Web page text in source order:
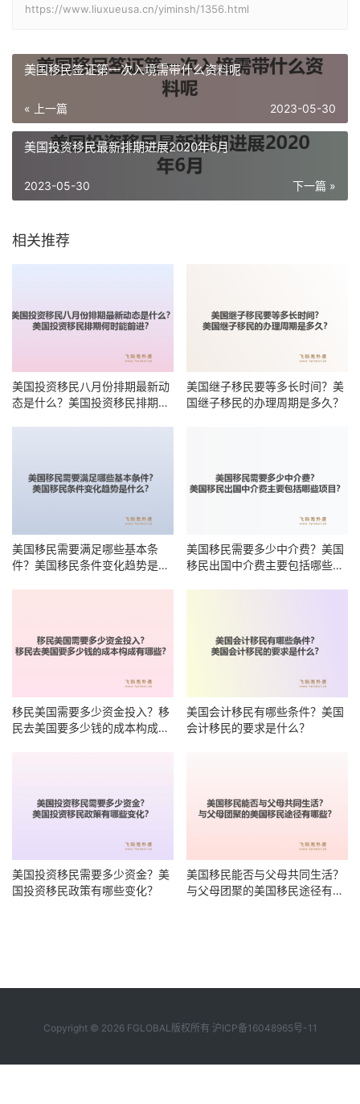
https://www.liuxueusa.cn/yiminsh/1356.html
美国移民签证第一次入境需带什么资料呢
« 上一篇 2023-05-30
美国投资移民最新排期进展2020年6月
下一篇 »
2023-05-30
相关推荐
美国投资移民八月份排期最新动
态是什么？美国投资移民排期何
美国继子移民要等多长时间？美
国继子移民的办理周期是多久？
美国移民需要满足哪些基本条
件？美国移民条件变化趋势是什
美国移民需要多少中介费？美国
移民出国中介费主要包括哪些项
移民美国需要多少资金投入？移
民去美国要多少钱的成本构成有
美国会计移民有哪些条件？美国
会计移民的要求是什么？
美国投资移民需要多少资金？美
国投资移民政策有哪些变化？
美国移民能否与父母共同生活？
与父母团聚的美国移民途径有哪
Copyright © 2026 FGLOBAL版权所有 沪ICP备16048965号-11